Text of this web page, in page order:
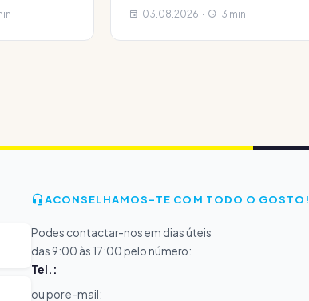
03.08.2026 · 3 min
ACONSELHAMOS-TE COM TODO O GOSTO!
Podes contactar-nos em dias úteis
das 9:00 às 17:00 pelo número:
Tel.:
ou por e-mail: